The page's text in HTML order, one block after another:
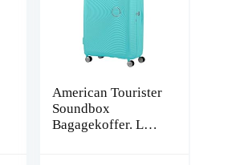
American Tourister
Soundbox
Bagagekoffer. L